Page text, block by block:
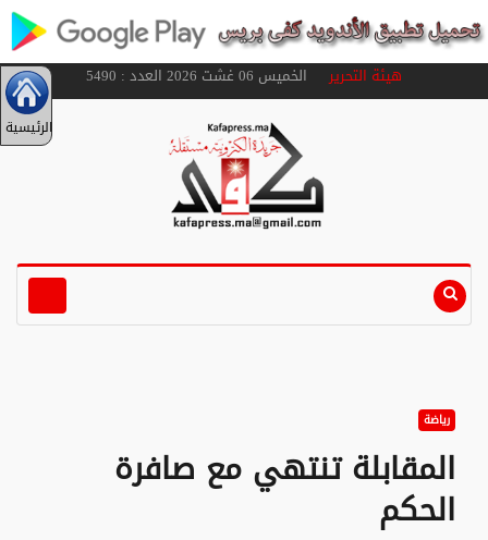
هيئة التحريرالخميس 06 غشت 2026 العدد : 5490
الرئيسية
رياضة
المقابلة تنتهي مع صافرة
الحكم